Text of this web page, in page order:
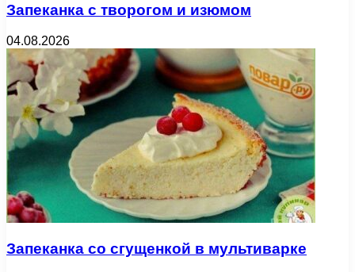
Запеканка с творогом и изюмом
04.08.2026
Запеканка со сгущенкой в мультиварке